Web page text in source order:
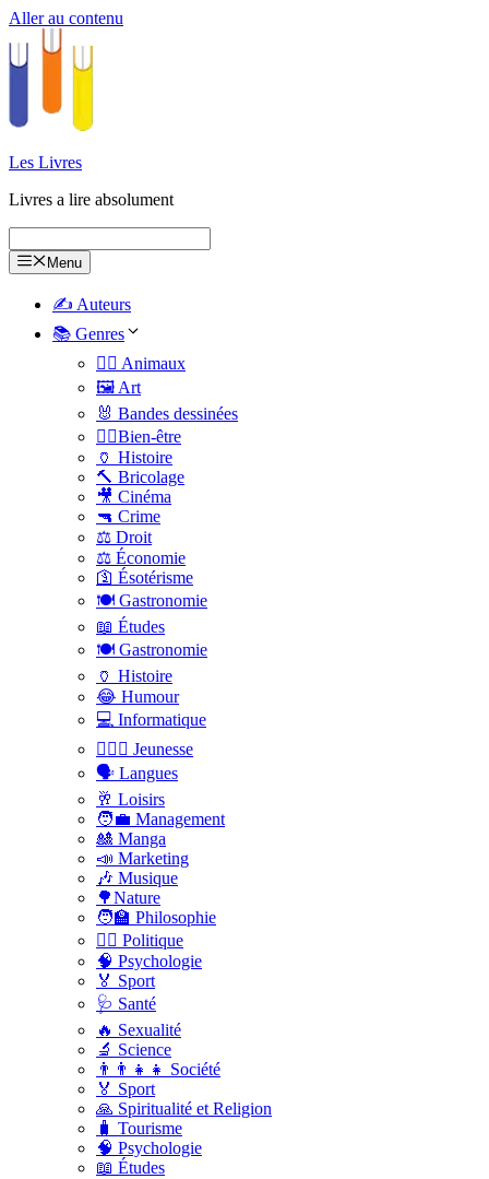
Aller au contenu
Les Livres
Livres a lire absolument
Menu
✍️ Auteurs
📚 Genres
🐕‍🦺 Animaux
🖼️ Art
🐰 Bandes dessinées
🧑‍⚕️Bien-être
🏺 Histoire
🔨 Bricolage
🎥 Cinéma
🔫 Crime
⚖️ Droit
⚖️ Économie
🛐 Ésotérisme
🍽️ Gastronomie
📖 Études
🍽️ Gastronomie
🏺 Histoire
😂 Humour
💻 Informatique
🤸🏽‍♀️ Jeunesse
🗣 Langues
🥂 Loisirs
🧑‍💼 Management
🎎 Manga
📣 Marketing
🎶 Musique
🌳Nature
🧑‍🏫 Philosophie
👨‍⚖️ Politique
🧠 Psychologie
🏅 Sport
🩺 Santé
🔥 Sexualité
🔬 Science
👨‍👨‍👧‍👧 Société
🏅 Sport
🙏 Spiritualité et Religion
🧳 Tourisme
🧠 Psychologie
📖 Études